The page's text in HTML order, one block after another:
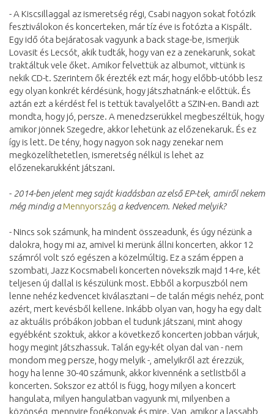
- A Kiscsillaggal az ismeretség régi, Csabi nagyon sokat fotózik
fesztiválokon és koncerteken, már tíz éve is fotózta a Kispált.
Egy idő óta bejáratosak vagyunk a back stage-be, ismerjük
Lovasit és Lecsót, akik tudták, hogy van ez a zenekarunk, sokat
traktáltuk vele őket. Amikor felvettük az albumot, vittünk is
nekik CD-t. Szerintem ők érezték ezt már, hogy előbb-utóbb lesz
egy olyan konkrét kérdésünk, hogy játszhatnánk-e előttük. És
aztán ezt a kérdést fel is tettük tavalyelőtt a SZIN-en. Bandi azt
mondta, hogy jó, persze. A menedzserükkel megbeszéltük, hogy
amikor jönnek Szegedre, akkor lehetünk az előzenekaruk. És ez
így is lett. De tény, hogy nagyon sok nagy zenekar nem
megközelíthetetlen, ismeretség nélkül is lehet az
előzenekarukként játszani.
- 2014-ben jelent meg saját kiadásban az első EP-tek, amiről nekem
még mindig aMennyország a kedvencem. Neked melyik?
- Nincs sok számunk, ha mindent összeadunk, és úgy nézünk a
dalokra, hogy mi az, amivel ki merünk állni koncerten, akkor 12
számról volt szó egészen a közelmúltig. Ez a szám éppen a
szombati, Jazz Kocsmabeli koncerten növekszik majd 14-re, két
teljesen új dallal is készülünk most. Ebből a korpuszból nem
lenne nehéz kedvencet kiválasztani – de talán mégis nehéz, pont
azért, mert kevésből kellene. Inkább olyan van, hogy ha egy dalt
az aktuális próbákon jobban el tudunk játszani, mint ahogy
egyébként szoktuk, akkor a következő koncerten jobban várjuk,
hogy megint játszhassuk. Talán egy-két olyan dal van - nem
mondom meg persze, hogy melyik -, amelyikről azt érezzük,
hogy ha lenne 30-40 számunk, akkor kivennénk a setlistből a
koncerten. Sokszor ez attól is függ, hogy milyen a koncert
hangulata, milyen hangulatban vagyunk mi, milyenben a
közönség, mennyire fogékonyak és mire. Van, amikor a lassabb,